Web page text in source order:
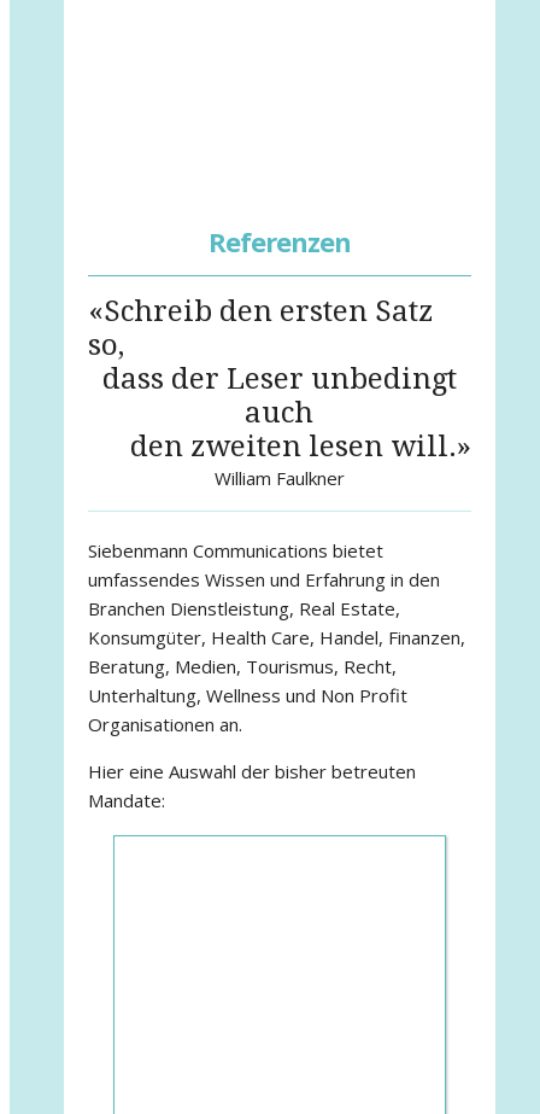
Referenzen
«Schreib den ersten Satz
so,
dass der Leser unbedingt
auch
den zweiten lesen will.»
William Faulkner
Siebenmann Communications bietet
umfassendes Wissen und Erfahrung in den
Branchen Dienstleistung, Real Estate,
Konsumgüter, Health Care, Handel, Finanzen,
Beratung, Medien, Tourismus, Recht,
Unterhaltung, Wellness und Non Profit
Organisationen an.
Hier eine Auswahl der bisher betreuten
Mandate: